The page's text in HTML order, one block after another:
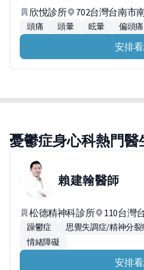
欣悅診所 702台灣台南市
頭痛 頭暈 眩暈 偏頭痛
安排
憂鬱症身心科熱門醫
賴建翰醫師
松德精神科診所 110台灣
躁鬱症 思覺失調症/精神分裂
情緒障礙
安排